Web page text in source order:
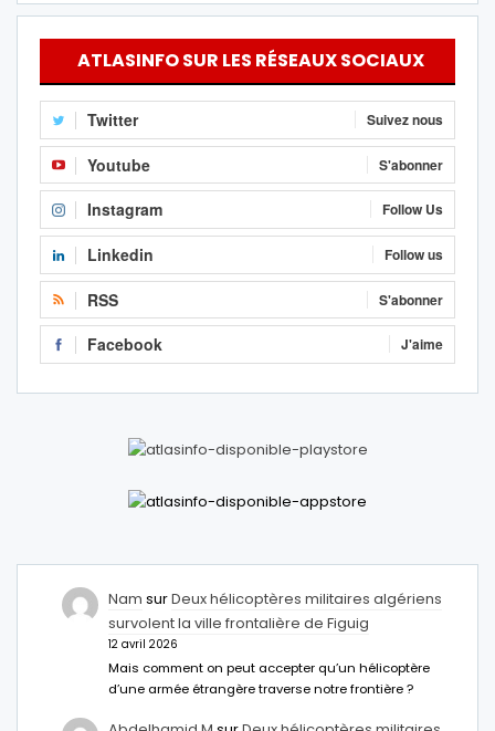
ATLASINFO SUR LES RÉSEAUX SOCIAUX
Twitter Suivez nous
Youtube S'abonner
Instagram Follow Us
Linkedin Follow us
RSS S'abonner
Facebook J'aime
Nam surDeux hélicoptères militaires algériens
survolent la ville frontalière de Figuig
12 avril 2026
Mais comment on peut accepter qu’un hélicoptère
d’une armée étrangère traverse notre frontière ?